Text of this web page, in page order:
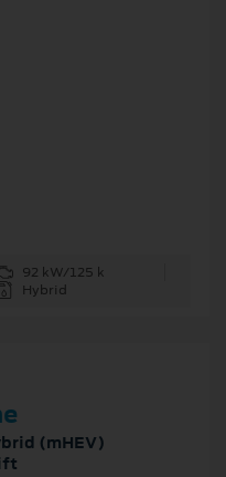
92 kW/125 k
Hybrid
(mHEV)